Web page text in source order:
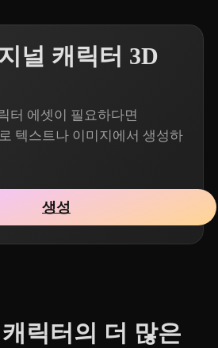
널 캐릭터 3D
터 에셋이 필요하다면
텍스트나 이미지에서 생성하
생성
릭터의 더 많은